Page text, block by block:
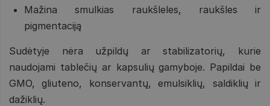
Mažina smulkias raukšleles, raukšles ir
pigmentaciją
Sudėtyje nėra užpildų ar stabilizatorių, kurie
naudojami tablečių ar kapsulių gamyboje. Papildai be
GMO, gliuteno, konservantų, emulsiklių, saldiklių ir
dažiklių.